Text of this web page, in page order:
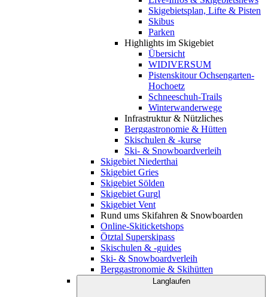
Skigebietsplan, Lifte & Pisten
Skibus
Parken
Highlights im Skigebiet
Übersicht
WIDIVERSUM
Pistenskitour Ochsengarten-
Hochoetz
Schneeschuh-Trails
Winterwanderwege
Infrastruktur & Nützliches
Berggastronomie & Hütten
Skischulen & -kurse
Ski- & Snowboardverleih
Skigebiet Niederthai
Skigebiet Gries
Skigebiet Sölden
Skigebiet Gurgl
Skigebiet Vent
Rund ums Skifahren & Snowboarden
Online-Skiticketshops
Ötztal Superskipass
Skischulen & -guides
Ski- & Snowboardverleih
Berggastronomie & Skihütten
Langlaufen